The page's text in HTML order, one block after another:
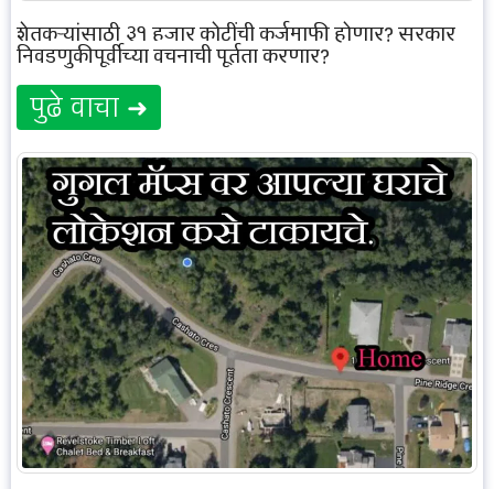
शेतकऱ्यांसाठी ३१ हजार कोटींची कर्जमाफी होणार? सरकार
निवडणुकीपूर्वीच्या वचनाची पूर्तता करणार?
पुढे वाचा ➜